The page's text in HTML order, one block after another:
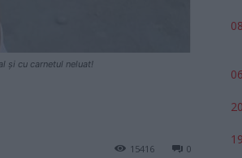
și cu carnetul neluat!
0
15416